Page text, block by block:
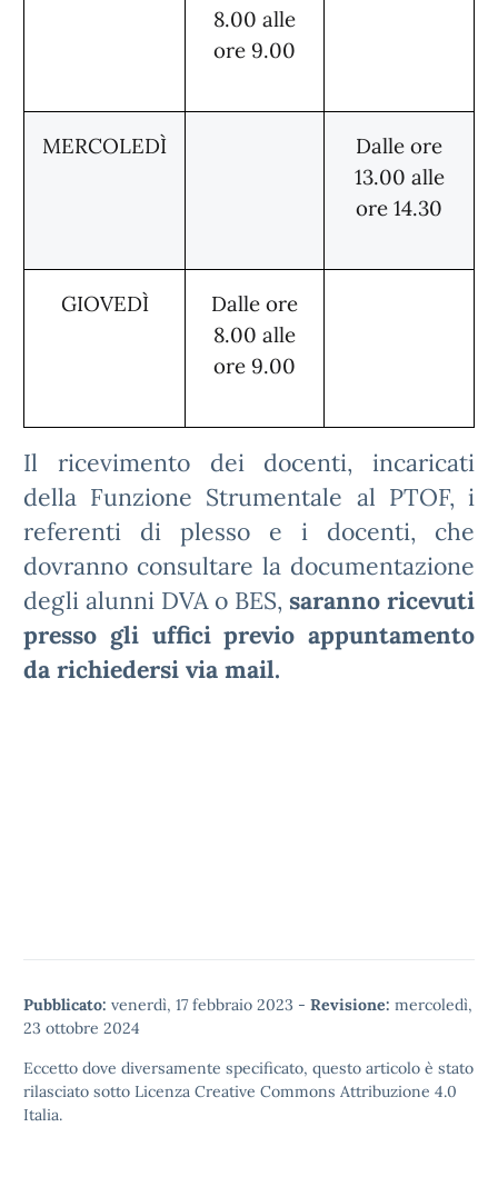
8.00 alle
ore 9.00
MERCOLEDÌ
Dalle ore
13.00 alle
ore 14.30
GIOVEDÌ
Dalle ore
8.00 alle
ore 9.00
Il ricevimento dei docenti, incaricati
della Funzione Strumentale al PTOF, i
referenti di plesso e i docenti, che
dovranno consultare la documentazione
degli alunni DVA o BES, saranno ricevuti
presso gli uffici previo appuntamento
da richiedersi via mail.
Pubblicato: venerdì, 17 febbraio 2023 - Revisione: mercoledì,
23 ottobre 2024
Eccetto dove diversamente specificato, questo articolo è stato
rilasciato sotto Licenza Creative Commons Attribuzione 4.0
Italia.